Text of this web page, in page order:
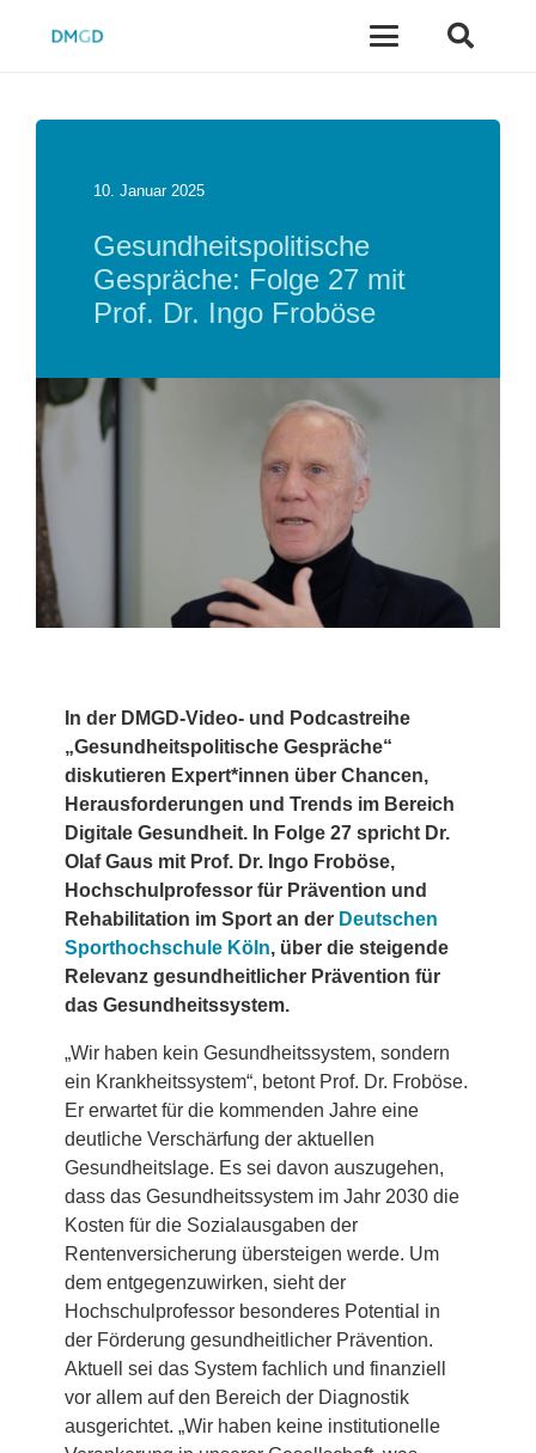
10. Januar 2025
Gesundheitspolitische
Gespräche: Folge 27 mit
Prof. Dr. Ingo Froböse
In der DMGD-Video- und Podcastreihe
„Gesundheitspolitische Gespräche“
diskutieren Expert*innen über Chancen,
Herausforderungen und Trends im Bereich
Digitale Gesundheit. In Folge 27 spricht Dr.
Olaf Gaus mit Prof. Dr. Ingo Froböse,
Hochschulprofessor für Prävention und
Rehabilitation im Sport an der Deutschen
Sporthochschule Köln,über die steigende
Relevanz gesundheitlicher Prävention für
das Gesundheitssystem.
„Wir haben kein Gesundheitssystem, sondern
ein Krankheitssystem“, betont Prof. Dr. Froböse.
Er erwartet für die kommenden Jahre eine
deutliche Verschärfung der aktuellen
Gesundheitslage. Es sei davon auszugehen,
dass das Gesundheitssystem im Jahr 2030 die
Kosten für die Sozialausgaben der
Rentenversicherung übersteigen werde. Um
dem entgegenzuwirken, sieht der
Hochschulprofessor besonderes Potential in
der Förderung gesundheitlicher Prävention.
Aktuell sei das System fachlich und finanziell
vor allem auf den Bereich der Diagnostik
ausgerichtet. „Wir haben keine institutionelle